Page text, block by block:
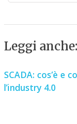
Leggi anche:
SCADA: cos’è e
l’industry 4.0